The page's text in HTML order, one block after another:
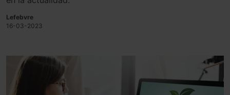
Lefebvre
16-03-2023